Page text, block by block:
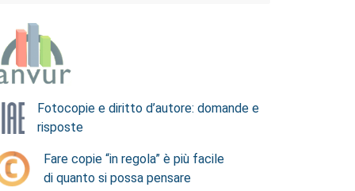
Fotocopie e diritto d’autore: domande e
risposte
Fare copie “in regola” è più facile
di quanto si possa pensare